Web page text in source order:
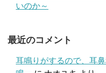
いのか～
最近のコメント
耳鳴りがするので、耳